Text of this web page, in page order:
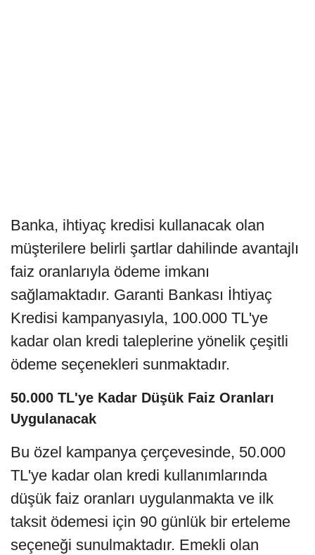
Banka, ihtiyaç kredisi kullanacak olan
müşterilere belirli şartlar dahilinde avantajlı
faiz oranlarıyla ödeme imkanı
sağlamaktadır. Garanti Bankası İhtiyaç
Kredisi kampanyasıyla, 100.000 TL'ye
kadar olan kredi taleplerine yönelik çeşitli
ödeme seçenekleri sunmaktadır.
50.000 TL'ye Kadar Düşük Faiz Oranları
Uygulanacak
Bu özel kampanya çerçevesinde, 50.000
TL'ye kadar olan kredi kullanımlarında
düşük faiz oranları uygulanmakta ve ilk
taksit ödemesi için 90 günlük bir erteleme
seçeneği sunulmaktadır. Emekli olan